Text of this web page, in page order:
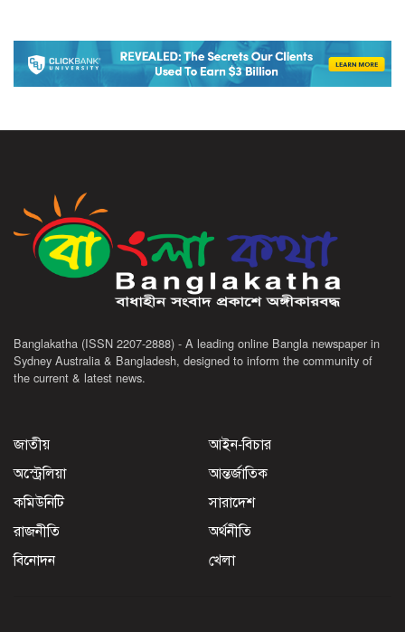
Banglakatha (ISSN 2207-2888) - A leading online Bangla newspaper in
Sydney Australia & Bangladesh, designed to inform the community of
the current & latest news.
জাতীয়
আইন-বিচার
অস্ট্রেলিয়া
আন্তর্জাতিক
কমিউনিটি
সারাদেশ
রাজনীতি
অর্থনীতি
বিনোদন
খেলা